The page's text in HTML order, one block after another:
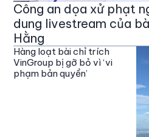
Công an dọa xử phạt
dung livestream của
Hằng
Hàng loạt bài chỉ trích
VinGroup bị gỡ bỏ vì ‘vi
phạm bản quyền’